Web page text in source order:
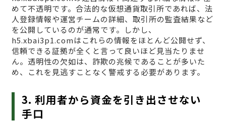
めて不透明です。合法的な仮想通貨取引所であれば、法
人登録情報や運営チームの詳細、取引所の監査結果など
を公開しているのが通常です。しかし、
h5.xbai3p1.comはこれらの情報をほとんど公開せず、
信頼できる証拠が全くと言って良いほど見当たりませ
ん。透明性の欠如は、詐欺の兆候であることが多いた
め、これを見逃すことなく警戒する必要があります。
3. 利用者から資金を引き出させない
手口